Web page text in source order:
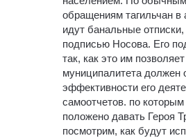
обращениям тагильчан
идут банальные
подписью Носова. Его
так, как это им
муниципалитета должен
эффективности его
самоотчетов. по
положено давать Героя
посмотрим, как будут